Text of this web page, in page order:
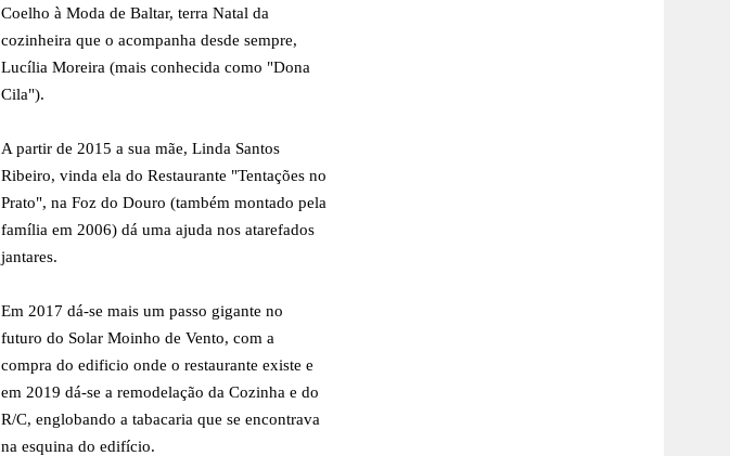
Coelho à Moda de Baltar, terra Natal da
cozinheira que o acompanha desde sempre,
Lucília Moreira (mais conhecida como "Dona
Cila").
A partir de 2015 a sua mãe, Linda Santos
Ribeiro, vinda ela do Restaurante "Tentações no
Prato", na Foz do Douro (também montado pela
família em 2006) dá uma ajuda nos atarefados
jantares.
Em 2017 dá-se mais um passo gigante no
futuro do Solar Moinho de Vento, com a
compra do edificio onde o restaurante existe e
em 2019 dá-se a remodelação da Cozinha e do
R/C, englobando a tabacaria que se encontrava
na esquina do edifício.